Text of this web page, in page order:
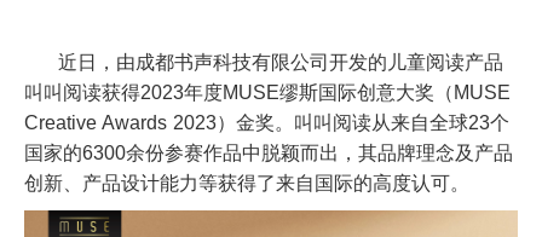
关于我们
下载中心
近日，由成都书声科技有限公司开发的儿童阅读产品
叫叫阅读获得2023年度MUSE缪斯国际创意大奖（ MUSE
Creative Awards 2023）金奖。叫叫阅读从来自全球23个
国家的6300余份参赛作品中脱颖而出，其品牌理念及产品
创新、产品设计能力等获得了来自国际的高度认可。